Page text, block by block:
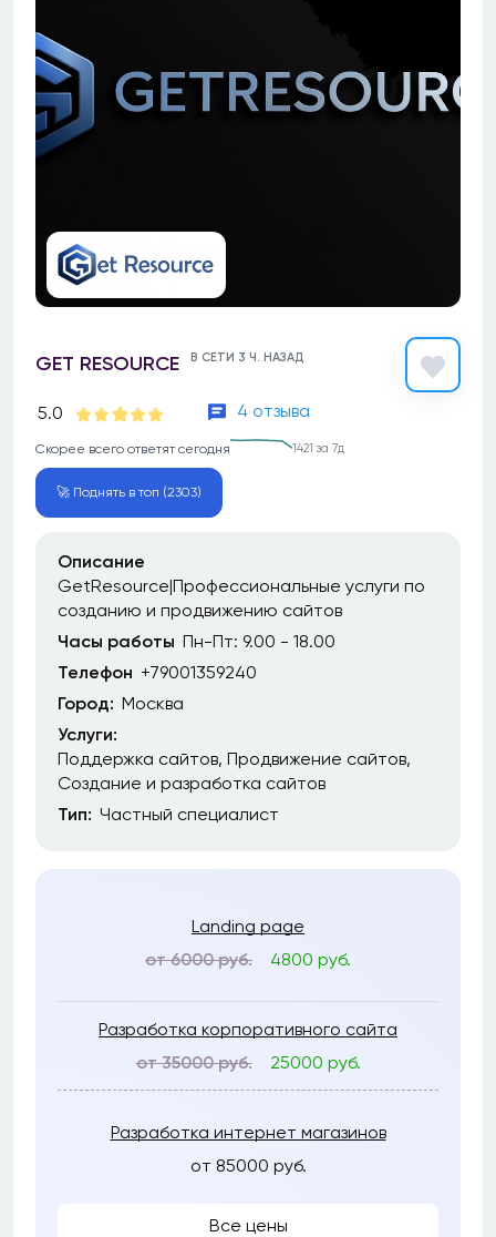
GET RESOURCE В СЕТИ 3 Ч. НАЗАД
5.0 4 отзыва
Скорее всего ответят сегодня 1421 за 7д
🚀 Поднять в топ (2303)
Описание
GetResource|Профессиональные услуги по
созданию и продвижению сайтов
Часы работы Пн-Пт: 9.00 - 18.00
Телефон +79001359240
Город: Москва
Услуги:
Поддержка сайтов Продвижение сайтов
Создание и разработка сайтов
Тип: Частный специалист
Landing page
от 6000 руб.
4800 руб.
Разработка корпоративного сайта
от 35000 руб.
25000 руб.
Разработка интернет магазинов
от 85000 руб.
Все цены